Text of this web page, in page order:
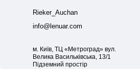
Rieker_Auchan
info@lenuar.com
м. Київ, ТЦ «Метроград» вул.
Велика Васильківська, 13/1
Підземний простір